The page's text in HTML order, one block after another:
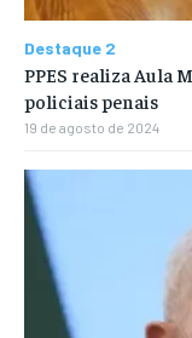
Destaque 2
PPES realiza Aula
policiais penais
19 de agosto de 2024